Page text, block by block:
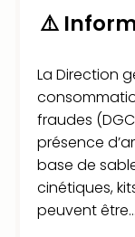
⚠️
La Direction
fraudes
présence
base de
cinétiques,
peuvent être...